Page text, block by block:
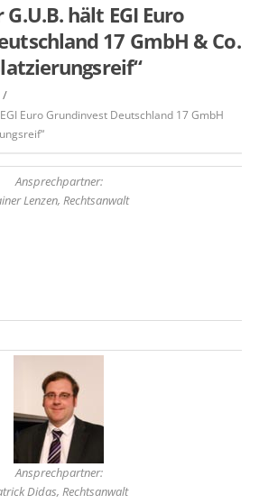
hält EGI Euro
17 GmbH & Co.
/
Euro Grundinvest Deutschland 17 GmbH
Ansprechpartner:
Lenzen, Rechtsanwalt
Ansprechpartner:
Didas, Rechtsanwalt